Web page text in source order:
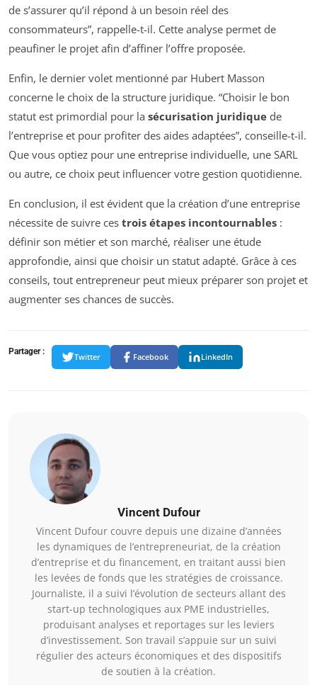
de s’assurer qu’il répond à un besoin réel des
consommateurs”, rappelle-t-il. Cette analyse permet de
peaufiner le projet afin d’affiner l’offre proposée.
Enfin, le dernier volet mentionné par Hubert Masson
concerne le choix de la structure juridique. “Choisir le bon
statut est primordial pour la sécurisation juridique de
l’entreprise et pour profiter des aides adaptées”, conseille-t-il.
Que vous optiez pour une entreprise individuelle, une SARL
ou autre, ce choix peut influencer votre gestion quotidienne.
En conclusion, il est évident que la création d’une entreprise
nécessite de suivre ces trois étapes incontournables :
définir son métier et son marché, réaliser une étude
approfondie, ainsi que choisir un statut adapté. Grâce à ces
conseils, tout entrepreneur peut mieux préparer son projet et
augmenter ses chances de succès.
Partager :
Twitter Facebook LinkedIn
Vincent Dufour
Vincent Dufour couvre depuis une dizaine d’années
les dynamiques de l’entrepreneuriat, de la création
d’entreprise et du financement, en traitant aussi bien
les levées de fonds que les stratégies de croissance.
Journaliste, il a suivi l’évolution de secteurs allant des
start-up technologiques aux PME industrielles,
produisant analyses et reportages sur les leviers
d’investissement. Son travail s’appuie sur un suivi
régulier des acteurs économiques et des dispositifs
de soutien à la création.